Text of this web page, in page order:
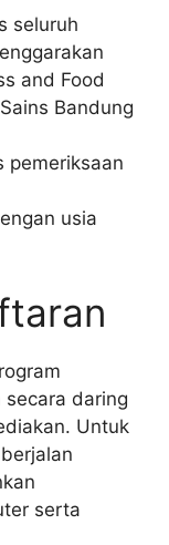
seluruh
and Food
Bandung
pemeriksaan
usia
daring
Untuk
serta